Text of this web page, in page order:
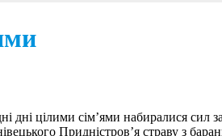
дні цілими сім’ями набиралися сил
Придністров’я страву з